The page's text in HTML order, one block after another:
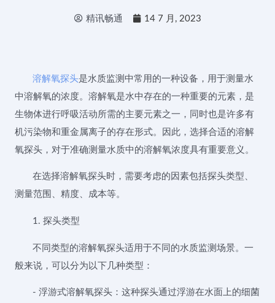
精讯畅通 14 7 月, 2023
溶解氧探头是水质监测中常用的一种设备，用于测量水
中溶解氧的浓度。溶解氧是水中存在的一种重要的元素，是
生物体进行呼吸活动所需的主要元素之一，同时也是许多有
机污染物和重金属离子的存在形式。因此，选择合适的溶解
氧探头，对于准确测量水质中的溶解氧浓度具有重要意义。
在选择溶解氧探头时，需要考虑的因素包括探头类型、
测量范围、精度、成本等。
1. 探头类型
不同类型的溶解氧探头适用于不同的水质监测场景。一
般来说，可以分为以下几种类型：
- 浮游式溶解氧探头：这种探头通过浮游在水面上的细菌